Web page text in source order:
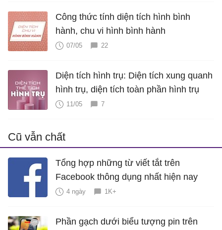
Công thức tính diện tích hình bình
hành, chu vi hình bình hành
07/05 22
Diện tích hình trụ: Diện tích xung quanh
hình trụ, diện tích toàn phần hình trụ
11/05 7
Cũ vẫn chất
Tổng hợp những từ viết tắt trên
Facebook thông dụng nhất hiện nay
4 ngày 1K+
Phần gạch dưới biểu tượng pin trên